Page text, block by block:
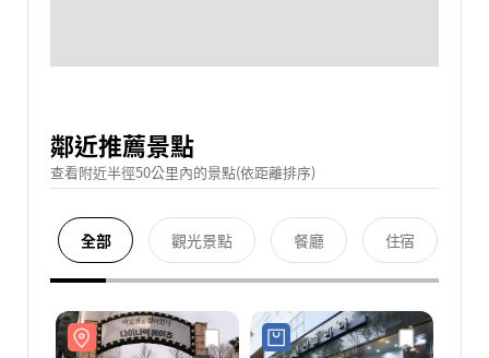
鄰近推薦景點
查看附近半徑50公里內的景點(依距離排序)
全部 觀光景點 餐廳 住宿